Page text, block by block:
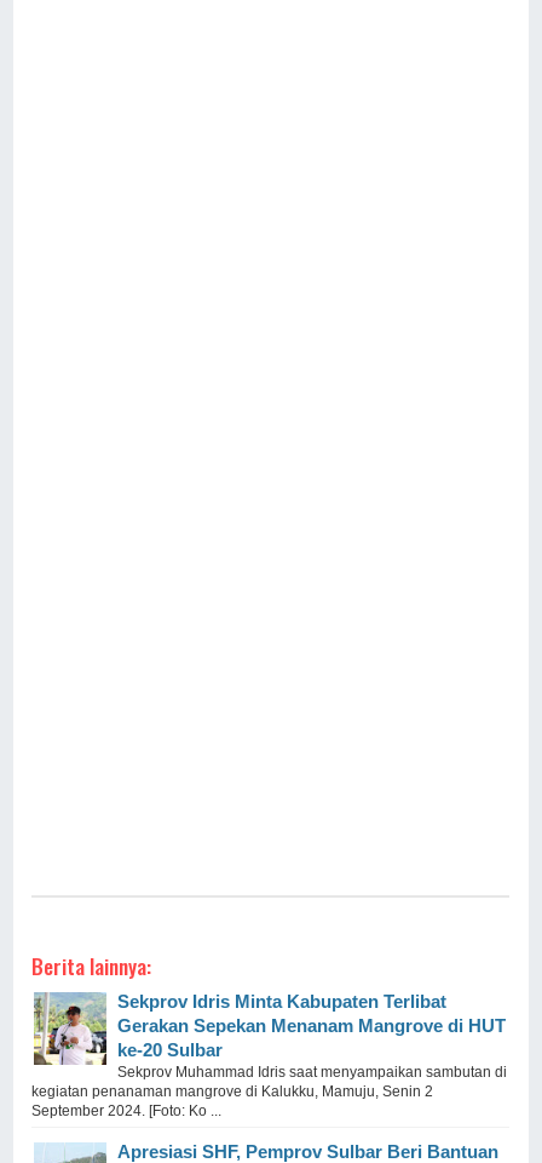
Berita lainnya:
Sekprov Idris Minta Kabupaten Terlibat
Gerakan Sepekan Menanam Mangrove di HUT
ke-20 Sulbar
Sekprov Muhammad Idris saat menyampaikan sambutan di
kegiatan penanaman mangrove di Kalukku, Mamuju, Senin 2
September 2024. [Foto: Ko ...
Apresiasi SHF, Pemprov Sulbar Beri Bantuan